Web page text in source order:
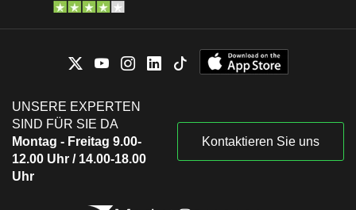
UNSERE EXPERTEN
SIND FÜR SIE DA
Montag - Freitag 9.00-
12.00 Uhr / 14.00-18.00
Uhr
Kontaktieren Sie uns